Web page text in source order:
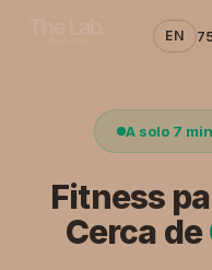
EN
A solo 7
Fitness
Cerca de